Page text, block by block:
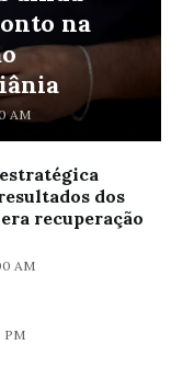
na
AM
dos
recuperação
AM
PM